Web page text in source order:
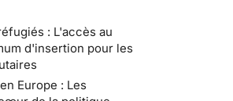
: L'accès au
d'insertion pour les
Europe : Les